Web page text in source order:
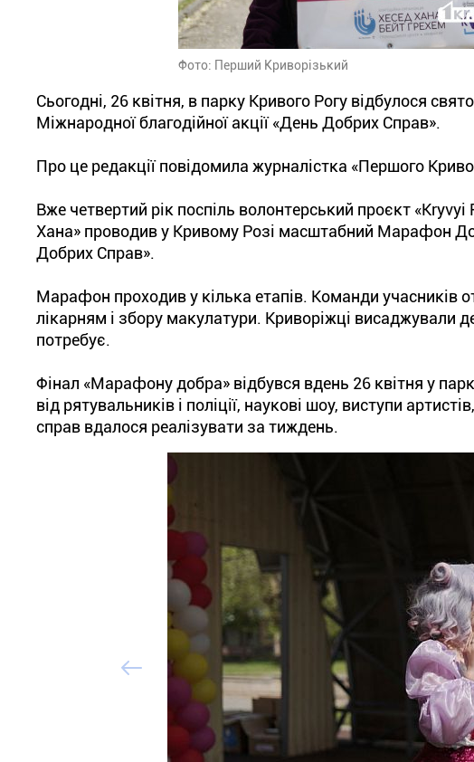
Фото: Перший Криворізький
Сьогодні, 26 квітня, в парку Кривого Рогу відбулося
Міжнародної благодійної акції «День Добрих Справ».
Про це редакції повідомила журналістка «Першого
Вже четвертий рік поспіль волонтерський проєкт «Kryvyi
Хана» проводив у Кривому Розі масштабний Марафон
Добрих Справ».
Марафон проходив у кілька етапів. Команди учасників
лікарням і збору макулатури. Криворіжці висаджували
потребує.
Фінал «Марафону добра» відбувся вдень 26 квітня у
від рятувальників і поліції, наукові шоу, виступи
справ вдалося реалізувати за тиждень.